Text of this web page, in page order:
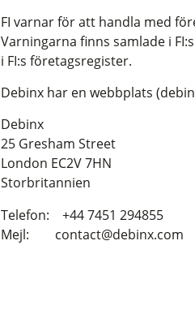
FI varnar för att handla med
Varningarna finns samlade i
i FI:s företagsregister.
Debinx har en webbplats
Debinx
25 Gresham Street
London EC2V 7HN
Storbritannien
Telefon: +44 7451 294855
Mejl: contact@debinx.com